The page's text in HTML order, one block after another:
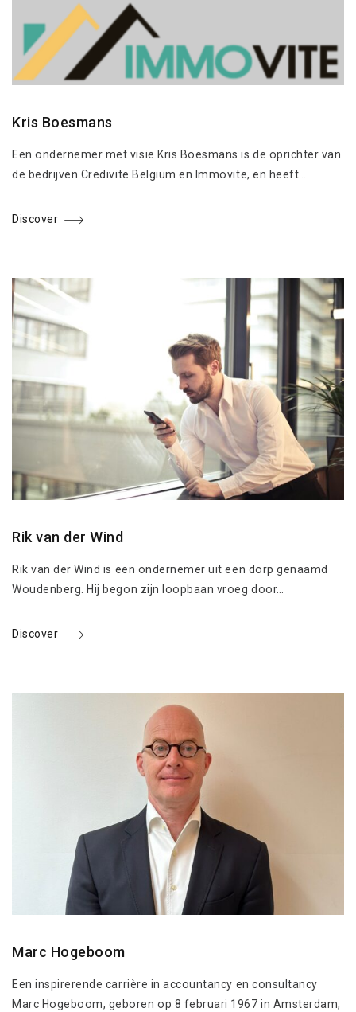
Kris Boesmans
Een ondernemer met visie Kris Boesmans is de oprichter van
de bedrijven Credivite Belgium en Immovite, en heeft…
Discover
Rik van der Wind
Rik van der Wind is een ondernemer uit een dorp genaamd
Woudenberg. Hij begon zijn loopbaan vroeg door…
Discover
Marc Hogeboom
Een inspirerende carrière in accountancy en consultancy
Marc Hogeboom, geboren op 8 februari 1967 in Amsterdam,